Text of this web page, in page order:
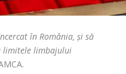
în România, și să
limitele limbajului